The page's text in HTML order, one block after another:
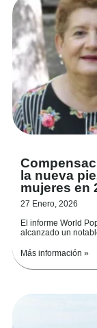
la nueva
mujeres en
27 Enero, 2026
El informe World
alcanzado un
Más información »